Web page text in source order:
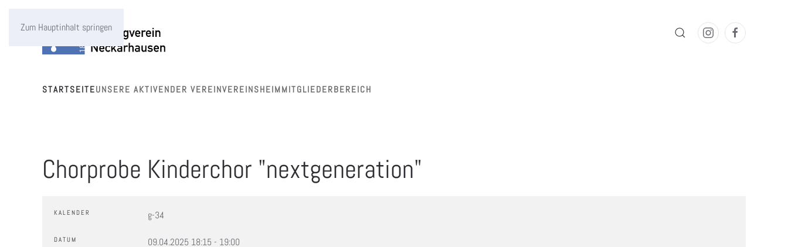
Zum Hauptinhalt springen
STARTSEITEUNSERE AKTIVENDER VEREINVEREINSHEIMMITGLIEDERBEREICH
Chorprobe Kinderchor "nextgeneration"
KALENDER g-34
DATUM 09.04.2025 18:15 - 19:00